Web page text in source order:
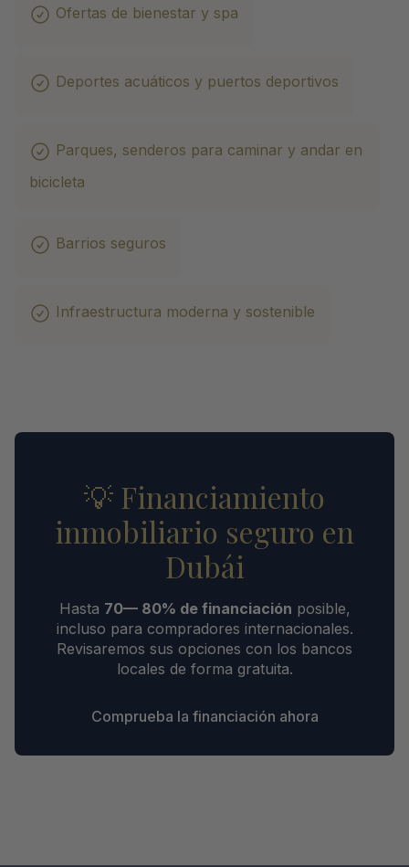
Ofertas de bienestar y spa
Deportes acuáticos y puertos deportivos
Parques, senderos para caminar y andar en
bicicleta
Barrios seguros
Infraestructura moderna y sostenible
💡 Financiamiento
inmobiliario seguro en
Dubái
Hasta 70— 80% de financiación posible,
incluso para compradores internacionales.
Revisaremos sus opciones con los bancos
locales de forma gratuita.
Comprueba la financiación ahora